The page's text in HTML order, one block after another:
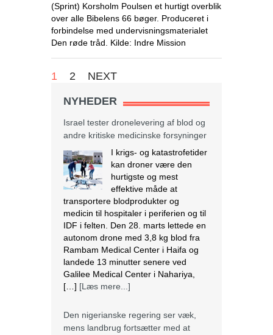
(Sprint) Korsholm Poulsen et hurtigt overblik
over alle Bibelens 66 bøger. Produceret i
forbindelse med undervisningsmaterialet
Den røde tråd. Kilde: Indre Mission
1 2 NEXT
NYHEDER
Israel tester dronelevering af blod og
andre kritiske medicinske forsyninger
I krigs- og katastrofetider
kan droner være den
hurtigste og mest
effektive måde at
transportere blodprodukter og
medicin til hospitaler i periferien og til
IDF i felten. Den 28. marts lettede en
autonom drone med 3,8 kg blod fra
Rambam Medical Center i Haifa og
landede 13 minutter senere ved
Galilee Medical Center i Nahariya,
[…] [Læs mere...]
Den nigerianske regering ser væk,
mens landbrug fortsætter med at